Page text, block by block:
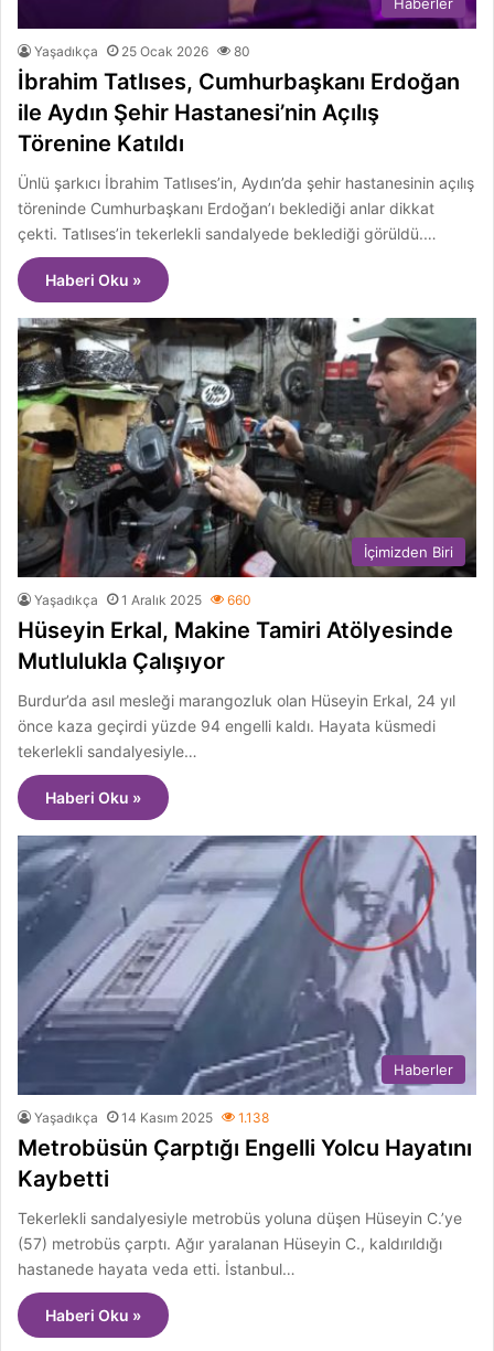
Haberler
Yaşadıkça 25 Ocak 2026 80
İbrahim Tatlıses, Cumhurbaşkanı Erdoğan
ile Aydın Şehir Hastanesi’nin Açılış
Törenine Katıldı
Ünlü şarkıcı İbrahim Tatlıses’in, Aydın’da şehir hastanesinin açılış
töreninde Cumhurbaşkanı Erdoğan’ı beklediği anlar dikkat
çekti. Tatlıses’in tekerlekli sandalyede beklediği görüldü.…
Haberi Oku »
İçimizden Biri
Yaşadıkça 1 Aralık 2025 660
Hüseyin Erkal, Makine Tamiri Atölyesinde
Mutlulukla Çalışıyor
Burdur’da asıl mesleği marangozluk olan Hüseyin Erkal, 24 yıl
önce kaza geçirdi yüzde 94 engelli kaldı. Hayata küsmedi
tekerlekli sandalyesiyle…
Haberi Oku »
Haberler
Yaşadıkça 14 Kasım 2025 1.138
Metrobüsün Çarptığı Engelli Yolcu Hayatını
Kaybetti
Tekerlekli sandalyesiyle metrobüs yoluna düşen Hüseyin C.’ye
(57) metrobüs çarptı. Ağır yaralanan Hüseyin C., kaldırıldığı
hastanede hayata veda etti. İstanbul…
Haberi Oku »